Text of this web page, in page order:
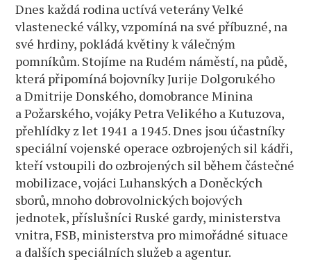
Dnes každá rodina uctívá veterány Velké
vlastenecké války, vzpomíná na své příbuzné, na
své hrdiny, pokládá květiny k válečným
pomníkům. Stojíme na Rudém náměstí, na půdě,
která připomíná bojovníky Jurije Dolgorukého
a Dmitrije Donského, domobrance Minina
a Požarského, vojáky Petra Velikého a Kutuzova,
přehlídky z let 1941 a 1945. Dnes jsou účastníky
speciální vojenské operace ozbrojených sil kádři,
kteří vstoupili do ozbrojených sil během částečné
mobilizace, vojáci Luhanských a Doněckých
sborů, mnoho dobrovolnických bojových
jednotek, příslušníci Ruské gardy, ministerstva
vnitra, FSB, ministerstva pro mimořádné situace
a dalších speciálních služeb a agentur.